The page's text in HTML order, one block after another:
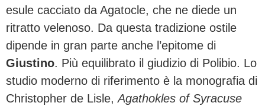
esule cacciato da Agatocle, che ne diede un
ritratto velenoso. Da questa tradizione ostile
dipende in gran parte anche l’epitome di
Giustino. Più equilibrato il giudizio di Polibio. Lo
studio moderno di riferimento è la monografia di
Christopher de Lisle,Agathokles of Syracuse